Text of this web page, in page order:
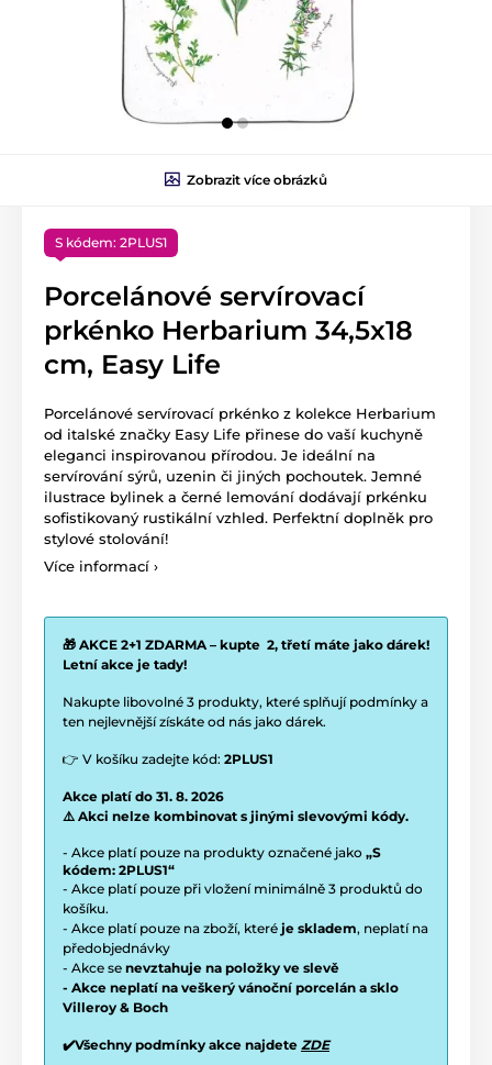
Zobrazit více obrázků
S kódem: 2PLUS1
Porcelánové servírovací
prkénko Herbarium 34,5x18
cm, Easy Life
Porcelánové servírovací prkénko z kolekce Herbarium
od italské značky Easy Life přinese do vaší kuchyně
eleganci inspirovanou přírodou. Je ideální na
servírování sýrů, uzenin či jiných pochoutek. Jemné
ilustrace bylinek a černé lemování dodávají prkénku
sofistikovaný rustikální vzhled. Perfektní doplněk pro
stylové stolování!
Více informací ›
🎁 AKCE 2+1 ZDARMA – kupte 2, třetí máte jako dárek!
Letní akce je tady!
Nakupte libovolné 3 produkty, které splňují podmínky a
ten nejlevnější získáte od nás jako dárek.
👉 V košíku zadejte kód: 2PLUS1
Akce platí do 31. 8. 2026
⚠️ Akci nelze kombinovat s jinými slevovými kódy.
- Akce platí pouze na produkty označené jako „S
kódem: 2PLUS1“
- Akce platí pouze při vložení minimálně 3 produktů do
košíku.
- Akce platí pouze na zboží, které je skladem, neplatí na
předobjednávky
- Akce se nevztahuje na položky ve slevě
- Akce neplatí na veškerý vánoční porcelán a sklo
Villeroy & Boch
✔️Všechny podmínky akce najdete ZDE